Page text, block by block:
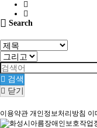
Search
검색
닫기
이용약관 개인정보처리방침 이